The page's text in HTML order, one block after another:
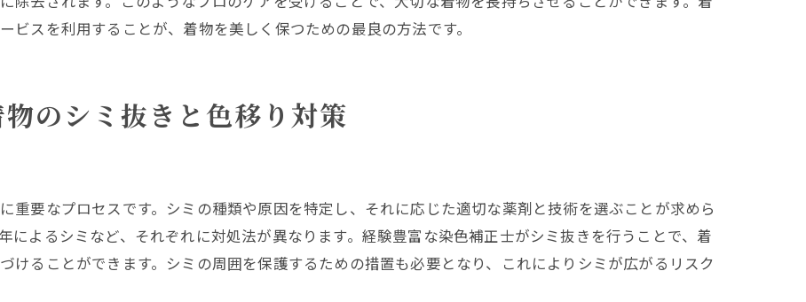
物クリーニングの最新技術とその導入
シャリストのおすすめの着物洗い方法
シャリストが教えるシミ抜きのコツ
ちする着物洗いの秘訣
さを保つためのプロのアドバイス
スを利用することが、着物を美しく保つための最良の方法です。
のシミ抜きと色移り対策
重要なプロセスです。シミの種類や原因を特定し、それに応じた適切な薬剤と技術を選ぶことが求めら
によるシミなど、それぞれに対処法が異なります。経験豊富な染色補正士がシミ抜きを行うことで、着
けることができます。シミの周囲を保護するための措置も必要となり、これによりシミが広がるリスク